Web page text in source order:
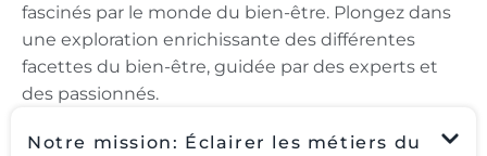
fascinés par le monde du bien-être. Plongez dans
une exploration enrichissante des différentes
facettes du bien-être, guidée par des experts et
des passionnés.
Notre mission: Éclairer les métiers du